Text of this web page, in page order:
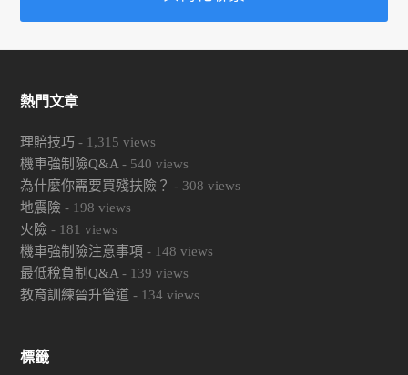
熱門文章
理賠技巧 - 1,315 views
機車強制險Q&A - 540 views
為什麼你需要買殘扶險？ - 308 views
地震險 - 198 views
火險 - 181 views
機車強制險注意事項 - 148 views
最低稅負制Q&A - 139 views
教育訓練晉升管道 - 134 views
標籤